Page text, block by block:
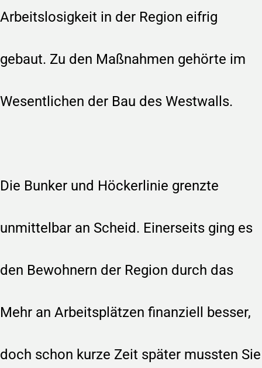
Arbeitslosigkeit in der Region eifrig
gebaut. Zu den Maßnahmen gehörte im
Wesentlichen der Bau des Westwalls.
Die Bunker und Höckerlinie grenzte
unmittelbar an Scheid. Einerseits ging es
den Bewohnern der Region durch das
Mehr an Arbeitsplätzen finanziell besser,
doch schon kurze Zeit später mussten Sie